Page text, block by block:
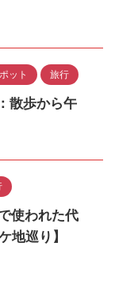
ット 旅行
散歩から午
使われた代
地巡り】